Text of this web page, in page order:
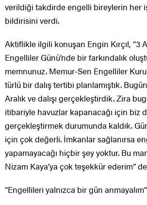
verildiği takdirde engelli bireylerin her
bildirisini verdi.
Aktiflikle ilgili konuşan Engin Kırçıl, “3
Engelliler Günü’nde bir farkındalık
memnunuz. Memur-Sen Engelliler
türlü bir dalış tertibi planlamıştık.
Aralık ve dalışı gerçekleştirdik. Zira
itibariyle havuzlar kapanacağı için biz
gerçekleştirmek durumunda kaldık.
için çok değerli. İmkanlar sağlanırsa
yapamayacağı hiçbir şey yoktur. Bu
Nizam Kaya’ya çok teşekkür ederim”
“Engellileri yalnızca bir gün anmayalım”